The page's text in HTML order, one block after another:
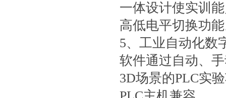
一体设计使实训
高低电平切换功
5、工业自动化数
软件通过自动、
3D场景的PLC实